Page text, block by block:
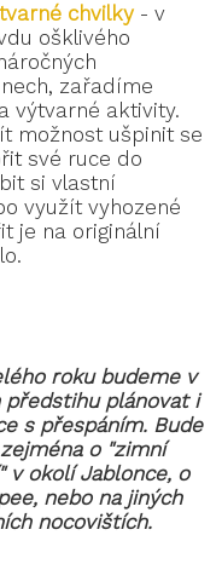
chvilky- v
ošklivého
zařadíme
výtvarné aktivity.
možnost ušpinit se
své ruce do
si vlastní
využít vyhozené
je na originální
roku budeme v
plánovat i
s přespáním. Bude
o "zimní
v okolí Jablonce, o
nebo na jiných
nocovištích.